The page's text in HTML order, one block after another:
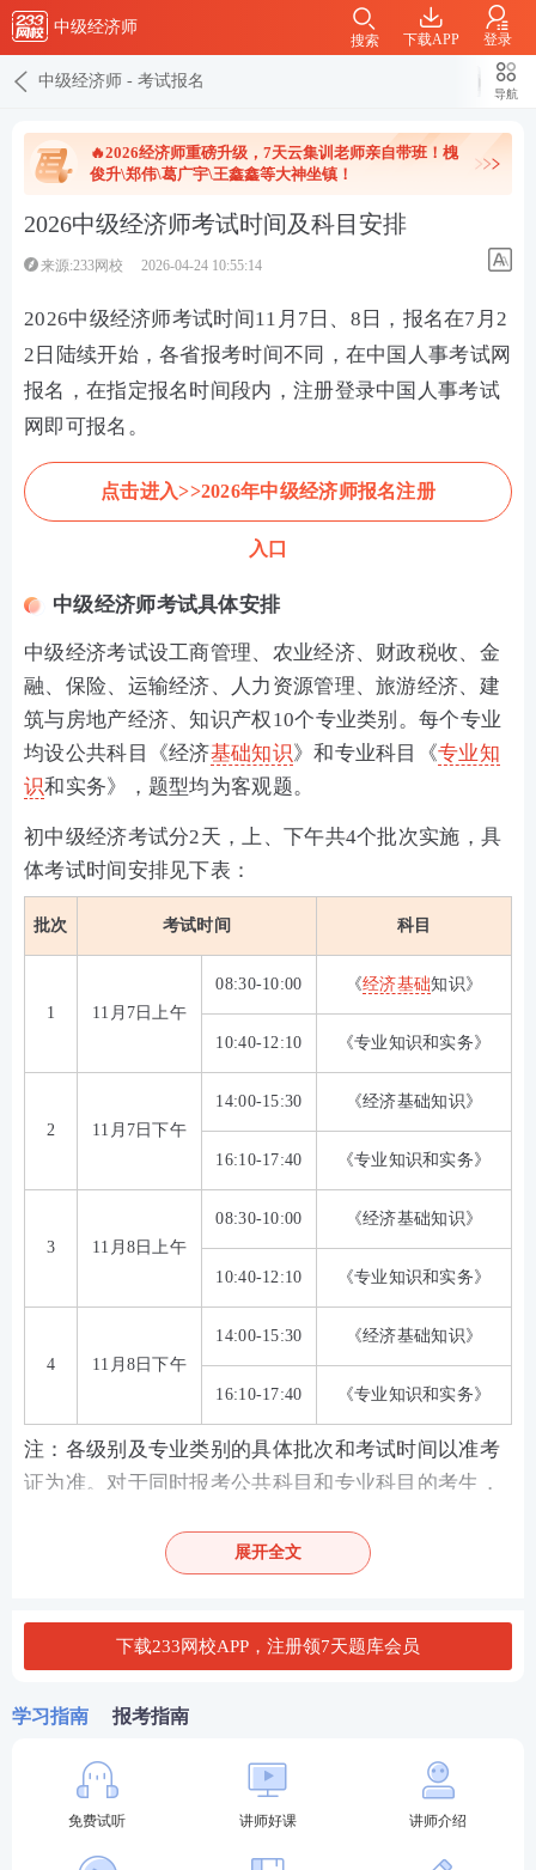
中级经济师
下载APP 登录
搜索
中级经济师 - 考试报名
导航
🔥2026经济师重磅升级，7天云集训老师亲自带班！槐
俊升\郑伟\葛广宇\王鑫鑫等大神坐镇！
2026中级经济师考试时间及科目安排
来源:233网校 2026-04-24 10:55:14
2026中级经济师考试时间11月7日、8日，报名在7月2
2日陆续开始，各省报考时间不同，在中国人事考试网
报名，在指定报名时间段内，注册登录中国人事考试
网即可报名。
点击进入>>2026年中级经济师报名注册
入口
中级经济师考试具体安排
中级经济考试设工商管理、农业经济、财政税收、金
融、保险、运输经济、人力资源管理、旅游经济、建
筑与房地产经济、知识产权10个专业类别。每个专业
均设公共科目《经济基础知识》和专业科目《专业知
识和实务》，题型均为客观题。
初中级经济考试分2天，上、下午共4个批次实施，具
体考试时间安排见下表：
批次 考试时间 科目
1 11月7日上午
08:30-10:00 《经济基础知识》
10:40-12:10 《专业知识和实务》
2 11月7日下午
14:00-15:30 《经济基础知识》
16:10-17:40 《专业知识和实务》
3 11月8日上午
08:30-10:00 《经济基础知识》
10:40-12:10 《专业知识和实务》
4 11月8日下午
14:00-15:30 《经济基础知识》
16:10-17:40 《专业知识和实务》
注：各级别及专业类别的具体批次和考试时间以准考
证为准。对于同时报考公共科目和专业科目的考生，
间为40分钟。也就是说，经济师考试虽然是2天时
科）。
中级经济师考试《中级经济基础》和《中级专业实
务》的考试时长，均为1.5小时，题型均为客观题。
其中，《中级经济基础》题型只有 单选题和多选题
展开全文
下载233网校APP，注册领7天题库会员
学习指南 报考指南
免费试听 讲师好课 讲师介绍